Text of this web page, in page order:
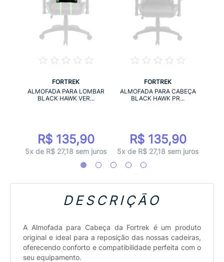
FORTREK
ALMOFADA PARA LOMBAR
BLACK HAWK VER...
R$ 135,90
5x de R$ 27,18 sem juros
FORTREK
ALMOFADA PARA CABEÇA
BLACK HAWK PR...
R$ 135,90
5x de R$ 27,18 sem juros
DESCRIÇÃO
A Almofada para Cabeça da Fortrek é um produto
original e ideal para a reposição das nossas cadeiras,
oferecendo conforto e compatibilidade perfeita com o
seu equipamento.